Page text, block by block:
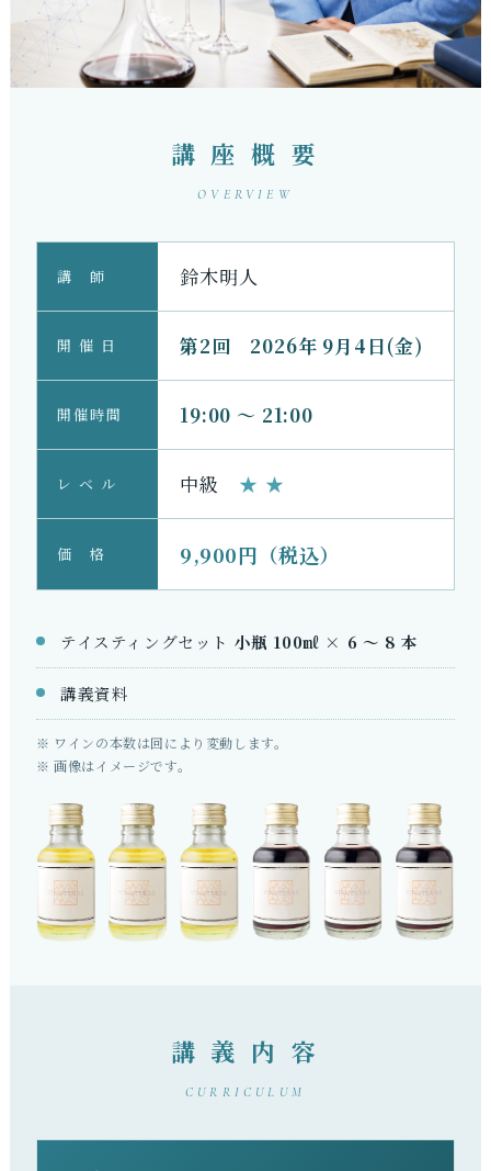
WINE SCIENCE LECTURE
ワインサイエンス講座
― 第 2 回 ―
「なんとなく」を、構造で理解する
講 座 概 要
OVERVIEW
講 師 鈴木明人
開 催 日 第2回 2026年 9月4日(金)
開催時間 19:00 ～ 21:00
レ ベ ル 中級 ★ ★
価 格 9,900円（税込）
テイスティングセット 小瓶 100㎖ × 6 ～ 8 本
講義資料
※ ワインの本数は回により変動します。
※ 画像はイメージです。
講 義 内 容
CURRICULUM